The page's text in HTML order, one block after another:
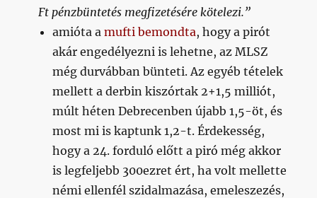
Ft pénzbüntetés megfizetésére kötelezi.”
amióta amufti bemondta, hogy a pirót
akár engedélyezni is lehetne, az MLSZ
még durvábban bünteti. Az egyéb tételek
mellett a derbin kiszórtak 2+1,5 milliót,
múlt héten Debrecenben újabb 1,5-öt, és
most mi is kaptunk 1,2-t. Érdekesség,
hogy a 24. forduló előtt a piró még akkor
is legfeljebb 300ezret ért, ha volt mellette
némi ellenfél szidalmazása, emeleszezés,